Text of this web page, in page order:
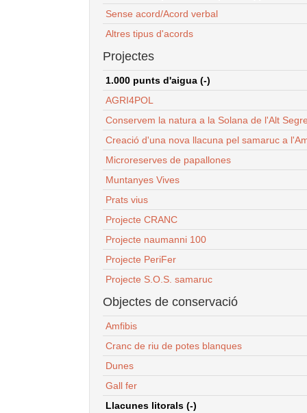
Sense acord/Acord verbal
Altres tipus d'acords
Projectes
1.000 punts d'aigua (-)
AGRI4POL
Conservem la natura a la Solana de l'Alt
Creació d'una nova llacuna pel samaruc a
Microreserves de papallones
Muntanyes Vives
Prats vius
Projecte CRANC
Projecte naumanni 100
Projecte PeriFer
Projecte S.O.S. samaruc
Objectes de conservació
Amfibis
Cranc de riu de potes blanques
Dunes
Gall fer
Llacunes litorals (-)